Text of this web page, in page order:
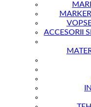
ACCESORII